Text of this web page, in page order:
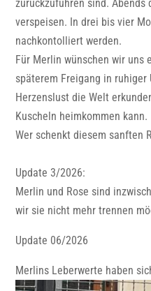
zurückzuführen sind.
verspeisen. In drei bis vier
nachkontolliert werden.
Für Merlin wünschen wir uns
späterem Freigang in ruhiger
Herzenslust die Welt
Kuscheln heimkommen kann.
Wer schenkt diesem sanften
Update 3/2026:
Merlin und Rose sind
wir sie nicht mehr trennen
Update 06/2026
Merlins Leberwerte haben